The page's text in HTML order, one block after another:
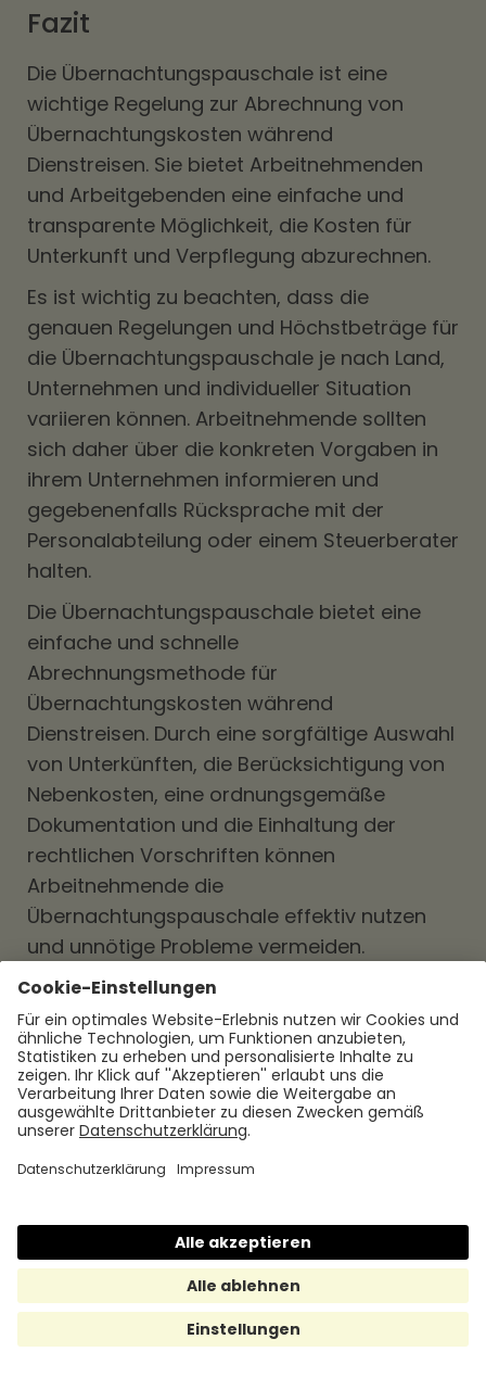
Fazit
Die Übernachtungspauschale ist eine
wichtige Regelung zur Abrechnung von
Übernachtungskosten während
Dienstreisen. Sie bietet Arbeitnehmenden
und Arbeitgebenden eine einfache und
transparente Möglichkeit, die Kosten für
Unterkunft und Verpflegung abzurechnen.
Es ist wichtig zu beachten, dass die
genauen Regelungen und Höchstbeträge für
die Übernachtungspauschale je nach Land,
Unternehmen und individueller Situation
variieren können. Arbeitnehmende sollten
sich daher über die konkreten Vorgaben in
ihrem Unternehmen informieren und
gegebenenfalls Rücksprache mit der
Personalabteilung oder einem Steuerberater
halten.
Die Übernachtungspauschale bietet eine
einfache und schnelle
Abrechnungsmethode für
Übernachtungskosten während
Dienstreisen. Durch eine sorgfältige Auswahl
von Unterkünften, die Berücksichtigung von
Nebenkosten, eine ordnungsgemäße
Dokumentation und die Einhaltung der
rechtlichen Vorschriften können
Arbeitnehmende die
Übernachtungspauschale effektiv nutzen
und unnötige Probleme vermeiden.
Abschließend lässt sich sagen, dass die
Übernachtungspauschale eine praktische
Lösung für die Abrechnung von
Übernachtungskosten während Dienstreisen
darstellt. Sie bietet eine einfache und
transparente Möglichkeit, die Kosten zu
verwalten und Arbeitnehmenden eine
Arbeitgebende profitieren von einer
einfacheren Abrechnung und
Kostenkontrolle. Durch eine bewusste
Nutzung der Übernachtungspauschale
können Arbeitnehmende und Arbeitgebende